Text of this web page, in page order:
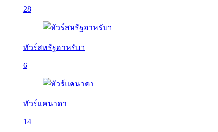
28
ทัวร์สหรัฐอาหรับฯ
6
ทัวร์แคนาดา
14